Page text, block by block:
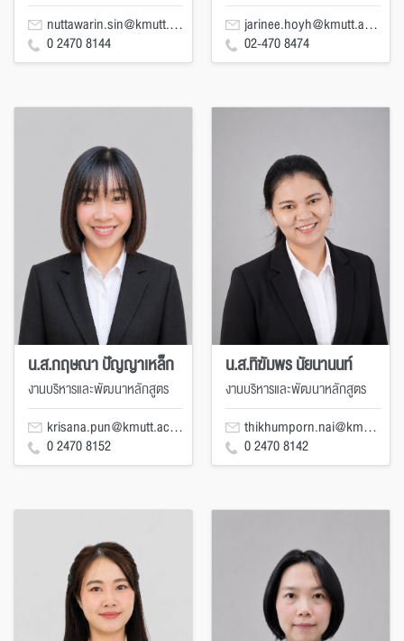
nuttawarin.sin@kmutt.ac.th
0 2470 8144
jarinee.hoyh@kmutt.ac.th
02-470 8474
น.ส.กฤษณา ปัญญาเหล็ก
งานบริหารและพัฒนาหลักสูตร
krisana.pun@kmutt.ac.th
0 2470 8152
น.ส.ทิฆัมพร นัยนานนท์
งานบริหารและพัฒนาหลักสูตร
thikhumporn.nai@kmutt.ac.th
0 2470 8142